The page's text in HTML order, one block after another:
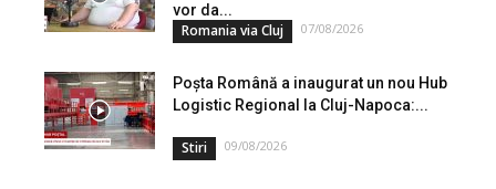
vor da...
Romania via Cluj 07/08/2026
Poșta Română a inaugurat un nou Hub
Logistic Regional la Cluj-Napoca:...
Stiri 09/08/2026